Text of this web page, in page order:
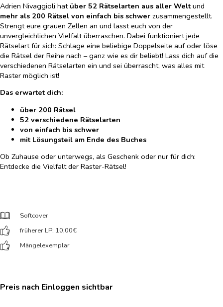
Adrien Nivaggioli hat über 52 Rätselarten aus aller Weltund
mehr als 200 Rätsel von einfach bis schwer zusammengestellt.
Strengt eure grauen Zellen an und lasst euch von der
unvergleichlichen Vielfalt überraschen. Dabei funktioniert jede
Rätselart für sich: Schlage eine beliebige Doppelseite auf oder löse
die Rätsel der Reihe nach – ganz wie es dir beliebt! Lass dich auf die
verschiedenen Rätselarten ein und sei überrascht, was alles mit
Raster möglich ist!
Das erwartet dich:
über 200 Rätsel
52 verschiedene Rätselarten
von einfach bis schwer
mit Lösungsteil am Ende des Buches
Ob Zuhause oder unterwegs, als Geschenk oder nur für dich:
Entdecke die Vielfalt der Raster-Rätsel!
Softcover
früherer LP: 10,00€
Mängelexemplar
Preis nach Einloggen sichtbar